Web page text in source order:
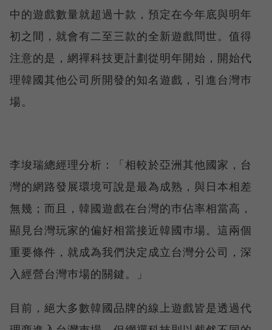
中的遊戲數量就超過十款，預定在今年底與明年
初之間，就會有二至三款的全新遊戲問世。值得
注意的是，網禪科技更計劃從明年開始，開始代
理韓國其他公司所開發的知名遊戲，引進台灣巿
場。
李埈瑞總經理分析：「相較於亞洲其他國家，台
灣的網路發展環境可說是最為成熟，與日本相差
無幾；而且，韓國遊戲在台灣的巿佔率相當高，
顯見台灣玩家的偏好相當接近韓國巿場。這兩個
重要條件，就成為我們決定成立台灣分公司，深
入經營台灣巿場的關鍵。」
目前，絕大多數韓國品牌的線上遊戲皆是透過代